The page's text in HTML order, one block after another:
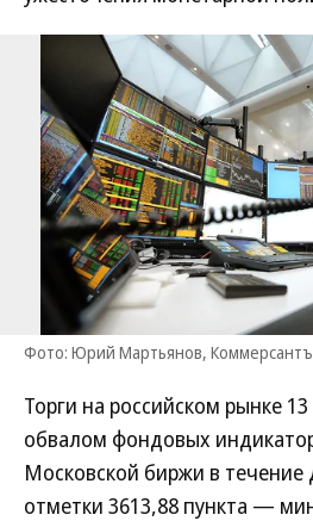
Фото: Юрий Мартьянов, Коммерсантъ
Торги на российском рынке
обвалом фондовых
Московской биржи в течение
отметки 3613,88 пункта —